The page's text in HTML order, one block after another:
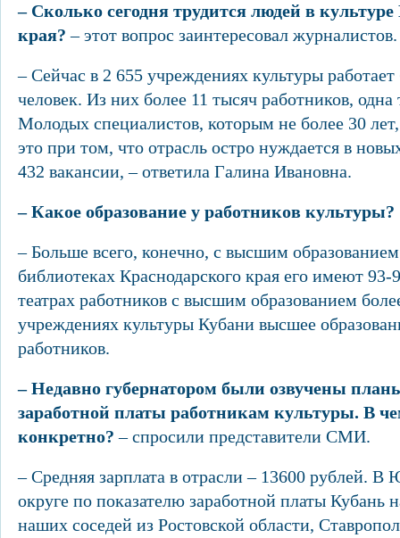
– Сколько сегодня трудится людей в культуре
края? – этот вопрос заинтересовал журналистов.
– Сейчас в 2 655 учреждениях культуры
человек. Из них более 11 тысяч работников, одна
Молодых специалистов, которым не более 30
это при том, что отрасль остро нуждается в
432 вакансии, – ответила Галина Ивановна.
– Какое образование у работников культуры?
– Больше всего, конечно, с высшим
библиотеках Краснодарского края его имеют
театрах работников с высшим образованием
учреждениях культуры Кубани высшее
работников.
– Недавно губернатором были озвучены
заработной платы работникам культуры. В
конкретно?– спросили представители СМИ.
– Средняя зарплата в отрасли – 13600 рублей.
округе по показателю заработной платы Кубань
наших соседей из Ростовской области,